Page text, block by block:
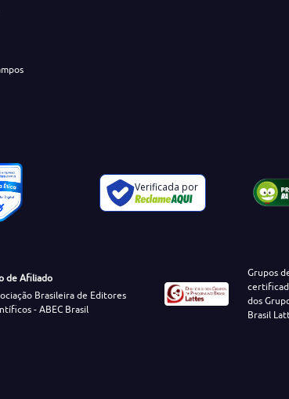
Verificada por
de Afiliado
Brasileira de Editores
- ABEC Brasil
Grupos
dos
Brasil